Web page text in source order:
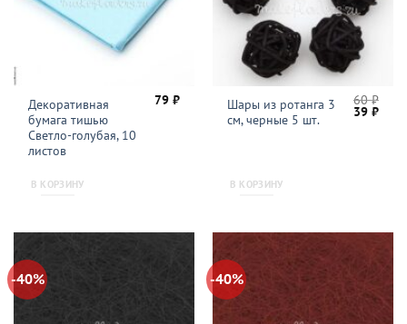
Декоративная
бумага тишью
Светло-голубая, 10
листов
79 ₽
В КОРЗИНУ
Шары из ротанга 3
см, черные 5 шт.
60₽
39 ₽
В КОРЗИНУ
-40% -40%